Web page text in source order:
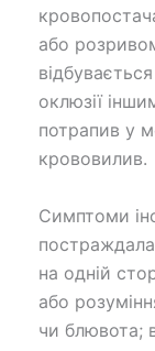
або
оклюзії
потрапив у
крововилив.
Симптоми
на одній
або
чи блювота;